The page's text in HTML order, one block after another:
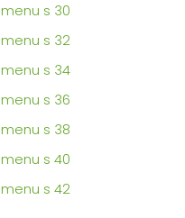
menu s 30
menu s 32
menu s 34
menu s 36
menu s 38
menu s 40
menu s 42